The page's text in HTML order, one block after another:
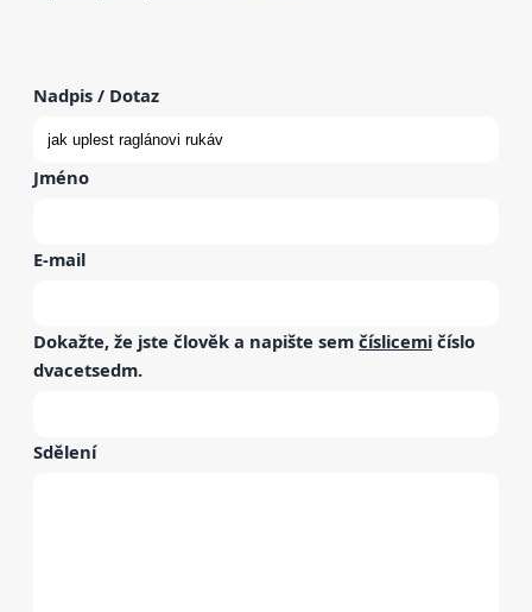
Nadpis / Dotaz
Jméno
E-mail
Dokažte, že jste člověk a napište sem číslicemi číslo
dvacetsedm.
Sdělení